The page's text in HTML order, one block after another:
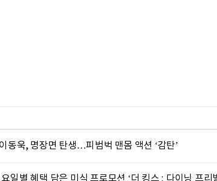
동욱, 명장면 탄생…피범벅 맨몸 액션 ‘감탄’